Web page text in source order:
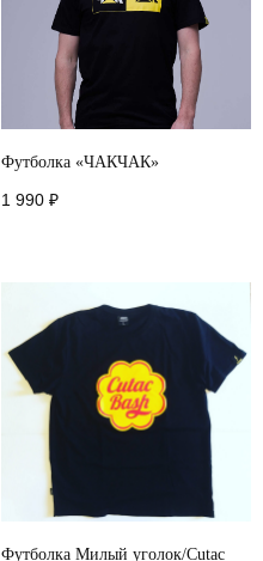
Футболка «ЧАКЧАК»
1 990 ₽
Футболка Милый уголок/Cutac